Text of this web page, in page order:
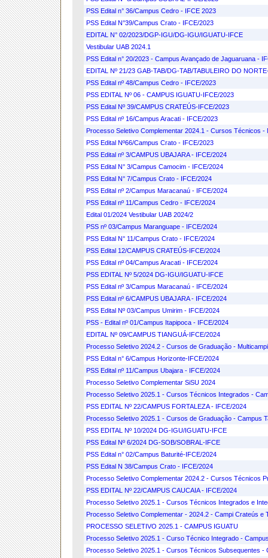
PSS Edital n° 36/Campus Cedro - IFCE 2023
PSS Edital N°39/Campus Crato - IFCE/2023
EDITAL N° 02/2023/DGP-IGU/DG-IGU/IGUATU-IFCE
Vestibular UAB 2024.1
PSS Edital n° 20/2023 - Campus Avançado de Jaguaruana -
EDITAL Nº 21/23 GAB-TAB/DG-TAB/TABULEIRO DO
PSS Edital nº 48/Campus Cedro - IFCE/2023
PSS EDITAL Nº 06 - CAMPUS IGUATU-IFCE/2023
PSS Edital Nº 39/CAMPUS CRATEÚS-IFCE/2023
PSS Edital nº 16/Campus Aracati - IFCE/2023
Processo Seletivo Complementar 2024.1 - Cursos Técnicos -
PSS Edital Nº66/Campus Crato - IFCE/2023
PSS Edital nº 3/CAMPUS UBAJARA - IFCE/2024
PSS Edital N° 3/Campus Camocim - IFCE/2024
PSS Edital N° 7/Campus Crato - IFCE/2024
PSS Edital nº 2/Campus Maracanaú - IFCE/2024
PSS Edital nº 11/Campus Cedro - IFCE/2024
Edital 01/2024 Vestibular UAB 2024/2
PSS nº 03/Campus Maranguape - IFCE/2024
PSS Edital N° 11/Campus Crato - IFCE/2024
PSS Edital 12/CAMPUS CRATEÚS-IFCE/2024
PSS Edital nº 04/Campus Aracati - IFCE/2024
PSS EDITAL Nº 5/2024 DG-IGU/IGUATU-IFCE
PSS Edital nº 3/Campus Maracanaú - IFCE/2024
PSS Edital nº 6/CAMPUS UBAJARA - IFCE/2024
PSS Edital Nº 03/Campus Umirim - IFCE/2024
PSS - Edital nº 01/Campus Itapipoca - IFCE/2024
EDITAL Nº 09/CAMPUS TIANGUÁ-IFCE/2024
Processo Seletivo 2024.2 - Cursos de Graduação - Multicampi
PSS Edital n° 6/Campus Horizonte-IFCE/2024
PSS Edital nº 11/Campus Ubajara - IFCE/2024
Processo Seletivo Complementar SiSU 2024
Processo Seletivo 2025.1 - Cursos Técnicos Integrados -
PSS EDITAL Nº 22/CAMPUS FORTALEZA - IFCE/2024
Processo Seletivo 2025.1 - Cursos de Graduação - Campus
PSS EDITAL Nº 10/2024 DG-IGU/IGUATU-IFCE
PSS Edital Nº 6/2024 DG-SOB/SOBRAL-IFCE
PSS Edital n° 02/Campus Baturité-IFCE/2024
PSS Edital N 38/Campus Crato - IFCE/2024
Processo Seletivo Complementar 2024.2 - Cursos Técnicos
PSS EDITAL Nº 22/CAMPUS CAUCAIA - IFCE/2024
Processo Seletivo 2025.1 - Cursos Técnicos Integrados e
Processo Seletivo Complementar - 2024.2 - Campi Crateús e
PROCESSO SELETIVO 2025.1 - CAMPUS IGUATU
Processo Seletivo 2025.1 - Curso Técnico Integrado -
Processo Seletivo 2025.1 - Cursos Técnicos Subsequentes -